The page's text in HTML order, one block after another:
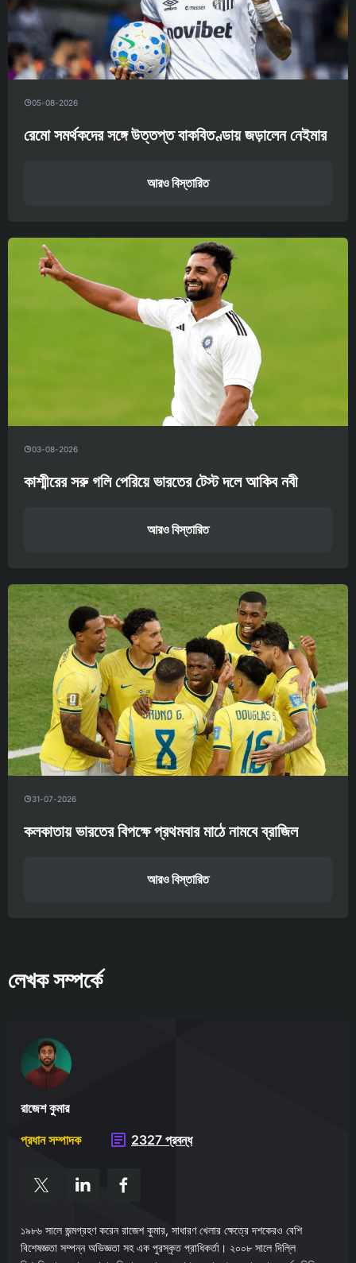
05-08-2026
রেমো সমর্থকদের সঙ্গে উত্তপ্ত বাকবিতণ্ডায় জড়ালেন নেইমার
আরও বিস্তারিত
03-08-2026
কাশ্মীরের সরু গলি পেরিয়ে ভারতের টেস্ট দলে আকিব নবী
আরও বিস্তারিত
31-07-2026
কলকাতায় ভারতের বিপক্ষে প্রথমবার মাঠে নামবে ব্রাজিল
আরও বিস্তারিত
লেখক সম্পর্কে
রাজেশ কুমার
প্রধান সম্পাদক
2327 প্রবন্ধ
১৯৮৬ সালে জন্মগ্রহণ করেন রাজেশ কুমার, সাধারণ খেলার ক্ষেত্রে দশকেরও বেশি
বিশেষজ্ঞতা সম্পন্ন অভিজ্ঞতা সহ এক পুরস্কৃত প্রাধিকর্তা। ২০০৮ সালে দিল্লি